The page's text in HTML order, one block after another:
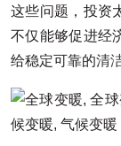
这些问题，投资
不仅能够促进经
给稳定可靠的清